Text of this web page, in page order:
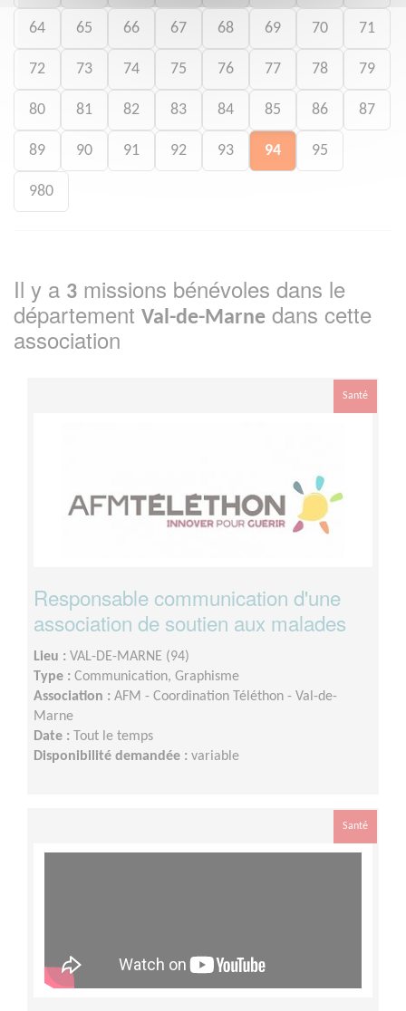
64 65 66 67 68 69 70 71
72 73 74 75 76 77 78 79
80 81 82 83 84 85 86 87
89 90 91 92 93 94 95
980
Il y a 3 missions bénévoles dans le
département Val-de-Marne dans cette
association
Santé
Responsable communication d'une
association de soutien aux malades
Lieu : VAL-DE-MARNE (94)
Type : Communication, Graphisme
Association : AFM - Coordination Téléthon - Val-de-
Marne
Date :
Tout le temps
Disponibilité demandée : variable
Santé